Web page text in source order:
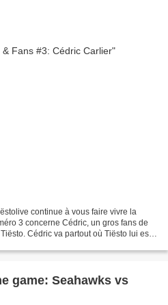
continue à vous faire vivre la
3 concerne Cédric, un gros fans de
Cédric va partout où Tiësto lui est
game: Seahawks vs